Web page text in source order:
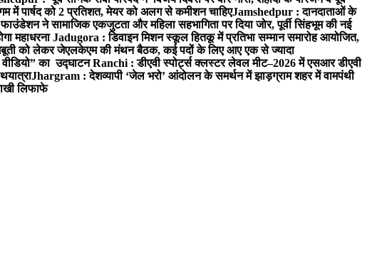
में पार्षद को 2 प्रतिशत, मेयर को अलग से कमीशन चाहिएJamshedpur : दानदाताओं के
ने सामाजिक एकजुटता और महिला सहभागिता पर दिया जोर, पूर्वी सिंहभूम की नई
महाधरनाJadugora : डिवाइन मिशन स्कूल हितकू में प्रतिभा सम्मान समारोह आयोजित,
को लेकर जेएलकेएम की मंथन बैठक, कई पदों के लिए आए एक से ज्यादा
का उद्घाटनRanchi : डीएवी स्पोर्ट्स क्लस्टर लेवल मीट–2026 में एसआर डीएवी
Jhargram : देशव्यापी ‘जेल भरो’ आंदोलन के समर्थन में झाड़ग्राम शहर में वामपंथी
लिफाफे